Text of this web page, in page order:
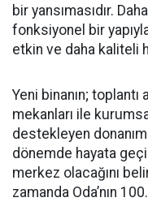
bir yansımasıdır.
fonksiyonel bir
etkin ve daha kaliteli
Yeni binanın;
mekanları ile
destekleyen
dönemde hayata
merkez olacağını
zamanda Oda’nın